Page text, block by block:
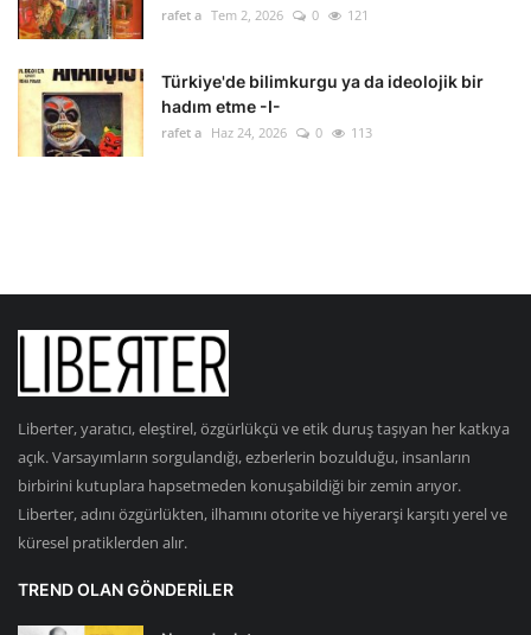
rafet a Tem 2, 2026 0 121
Türkiye'de bilimkurgu ya da ideolojik bir
hadım etme -I-
rafet a Haz 24, 2026 0 113
Liberter, yaratıcı, eleştirel, özgürlükçü ve etik duruş taşıyan her katkıya
açık. Varsayımların sorgulandığı, ezberlerin bozulduğu, insanların
birbirini kutuplara hapsetmeden konuşabildiği bir zemin arıyor.
Liberter, adını özgürlükten, ilhamını otorite ve hiyerarşi karşıtı yerel ve
küresel pratiklerden alır.
TREND OLAN GÖNDERILER